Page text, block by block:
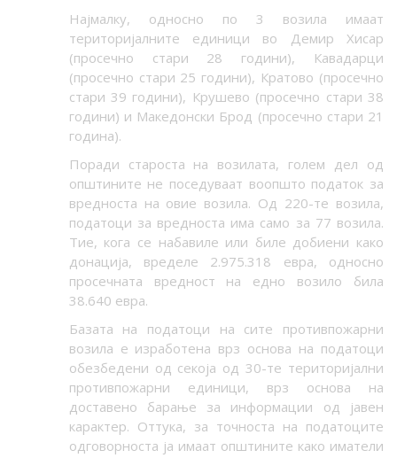
Најмалку, односно по 3 возила имаат
територијалните единици во Демир Хисар
(просечно стари 28 години), Кавадарци
(просечно стари 25 години), Кратово (просечно
стари 39 години), Крушево (просечно стари 38
години) и Македонски Брод (просечно стари 21
година).
Поради староста на возилата, голем дел од
општините не поседуваат воопшто податок за
вредноста на овие возила. Од 220-те возила,
податоци за вредноста има само за 77 возила.
Тие, кога се набавиле или биле добиени како
донација, вределе 2.975.318 евра, односно
просечната вредност на едно возило била
38.640 евра.
Базата на податоци на сите противпожарни
возила е изработена врз основа на податоци
обезбедени од секоја од 30-те територијални
противпожарни единици, врз основа на
доставено барање за информации од јавен
карактер. Оттука, за точноста на податоците
одговорноста ја имаат општините како иматели